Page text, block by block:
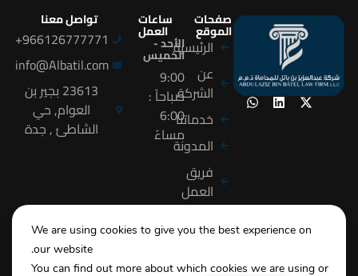
صفحات
الموقع
الرئيسية
عن
الشركة
خدماتنا
المدونة
فريق
العمل
التدريب
تواصل
ساعات
العمل
الأحد -
الخميس
9:00
صباحاً :
6:00
مساءً
تواصل معنا
966126777771+
info@Albatil.com
23613 بجير بن
العوام, حي
الشاطئ , جدة
We are using cookies to give you the best experience on
our website.
You can find out more about which cookies we are using or